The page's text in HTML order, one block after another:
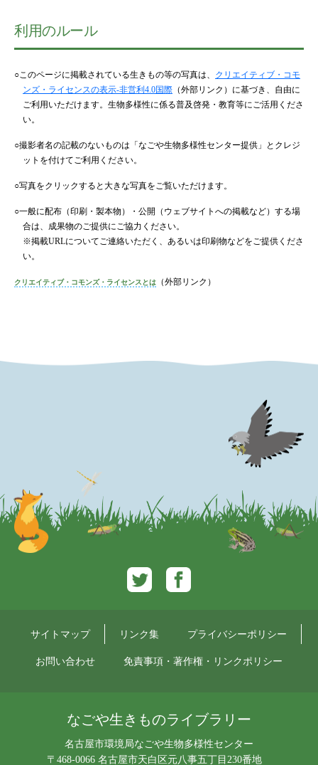
利用のルール
○このページに掲載されている生きもの等の写真は、 クリエイティブ・コモ
ンズ・ライセンスの表示-非営利4.0国際 （外部リンク）に基づき、自由に
ご利用いただけます。生物多様性に係る普及啓発・教育等にご活用くださ
い。
○撮影者名の記載のないものは「なごや生物多様性センター提供」とクレジ
ットを付けてご利用ください。
○写真をクリックすると大きな写真をご覧いただけます。
○一般に配布（印刷・製本物）・公開（ウェブサイトへの掲載など）する場
合は、成果物のご提供にご協力ください。
※掲載URLについてご連絡いただく、あるいは印刷物などをご提供くださ
い。
クリエイティブ・コモンズ・ライセンスとは （外部リンク）
Twitter
サイトマップ リンク集 プライバシーポリシー
お問い合わせ 免責事項・著作権・リンクポリシー
なごや生きものライブラリー
名古屋市環境局なごや生物多様性センター
〒468-0066 名古屋市天白区元八事五丁目230番地